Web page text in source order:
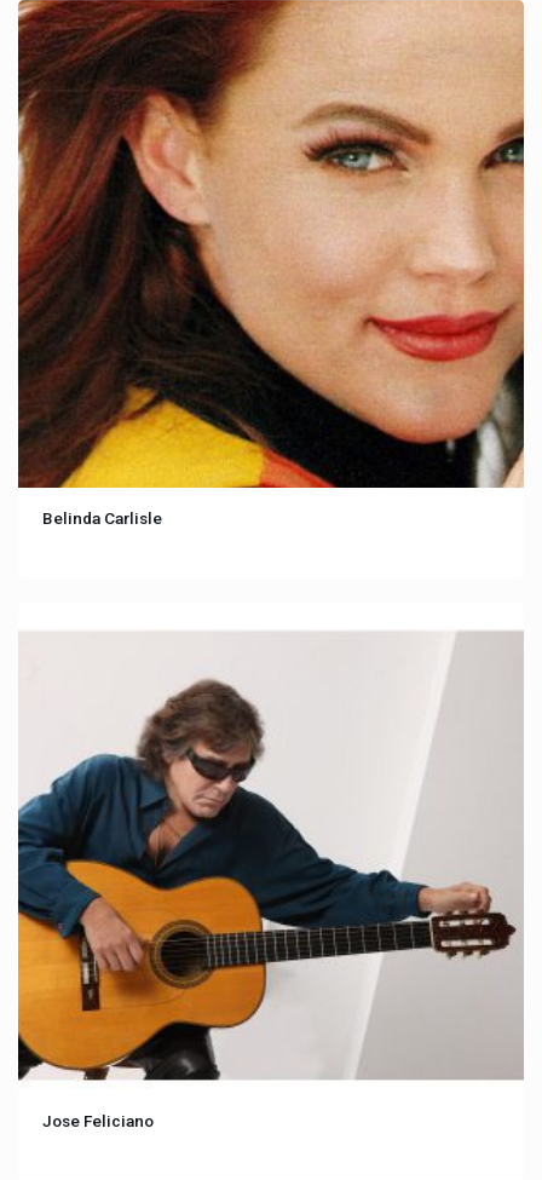
Belinda Carlisle
Jose Feliciano